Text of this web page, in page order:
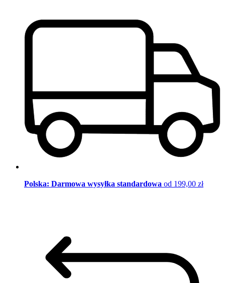
Polska: Darmowa wysyłka standardowa od 199,00 zł